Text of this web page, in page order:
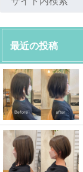
最近の投稿